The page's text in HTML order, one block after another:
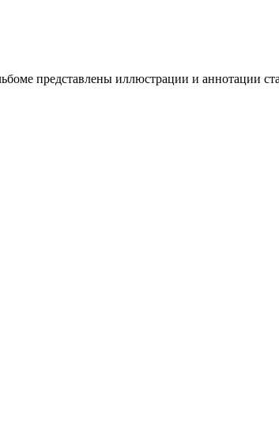
представлены иллюстрации и аннотации